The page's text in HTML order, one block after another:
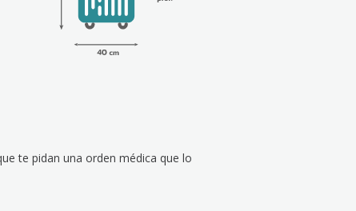
te pidan una orden médica que lo